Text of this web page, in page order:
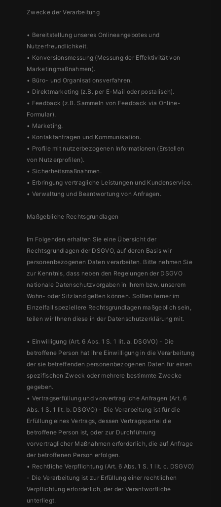
Zwecke der Verarbeitung
• Bereitstellung unseres Onlineangebotes und
Nutzerfreundlichkeit.
• Konversionsmessung (Messung der Effektivität von
Marketingmaßnahmen).
• Büro- und Organisationsverfahren.
• Direktmarketing (z.B. per E-Mail oder postalisch).
• Feedback (z.B. Sammeln von Feedback via Online-
Formular).
• Marketing.
• Kontaktanfragen und Kommunikation.
• Profile mit nutzerbezogenen Informationen (Erstellen
von Nutzerprofilen).
• Sicherheitsmaßnahmen.
• Erbringung vertragliche Leistungen und Kundenservice.
• Verwaltung und Beantwortung von Anfragen.
Maßgebliche Rechtsgrundlagen
Im Folgenden erhalten Sie eine Übersicht der
Rechtsgrundlagen der DSGVO, auf deren Basis wir
personenbezogenen Daten verarbeiten. Bitte nehmen Sie
zur Kenntnis, dass neben den Regelungen der DSGVO
nationale Datenschutzvorgaben in Ihrem bzw. unserem
Wohn- oder Sitzland gelten können. Sollten ferner im
Einzelfall speziellere Rechtsgrundlagen maßgeblich sein,
teilen wir Ihnen diese in der Datenschutzerklärung mit.
• Einwilligung (Art. 6 Abs. 1 S. 1 lit. a. DSGVO) - Die
betroffene Person hat ihre Einwilligung in die Verarbeitung
der sie betreffenden personenbezogenen Daten für einen
spezifischen Zweck oder mehrere bestimmte Zwecke
gegeben.
• Vertragserfüllung und vorvertragliche Anfragen (Art. 6
Abs. 1 S. 1 lit. b. DSGVO) - Die Verarbeitung ist für die
Erfüllung eines Vertrags, dessen Vertragspartei die
betroffene Person ist, oder zur Durchführung
vorvertraglicher Maßnahmen erforderlich, die auf Anfrage
der betroffenen Person erfolgen.
• Rechtliche Verpflichtung (Art. 6 Abs. 1 S. 1 lit. c. DSGVO)
- Die Verarbeitung ist zur Erfüllung einer rechtlichen
Verpflichtung erforderlich, der der Verantwortliche
unterliegt.